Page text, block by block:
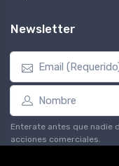
Newsletter
Enterate antes que nadie
acciones comerciales.